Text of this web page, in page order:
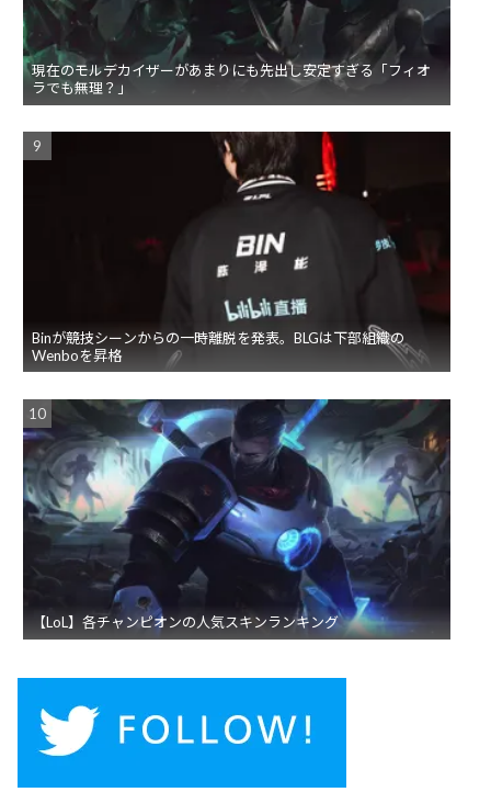
現在のモルデカイザーがあまりにも先出し安定すぎる「フィオ
ラでも無理？」
Binが競技シーンからの一時離脱を発表。BLGは下部組織の
Wenboを昇格
【LoL】各チャンピオンの人気スキンランキング